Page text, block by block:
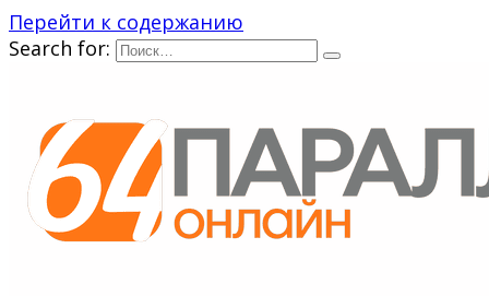
Перейти к содержанию
Search for: